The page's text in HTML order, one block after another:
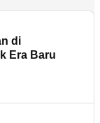
di
Era Baru